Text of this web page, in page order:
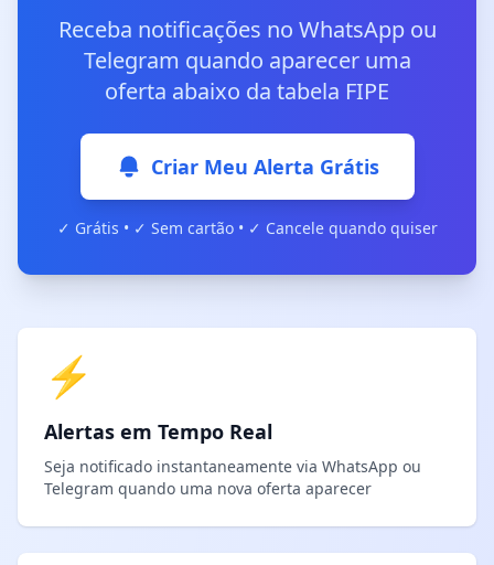
Receba notificações no WhatsApp ou
Telegram quando aparecer uma
oferta abaixo da tabela FIPE
Criar Meu Alerta Grátis
✓ Grátis • ✓ Sem cartão • ✓ Cancele quando quiser
⚡
Alertas em Tempo Real
Seja notificado instantaneamente via WhatsApp ou
Telegram quando uma nova oferta aparecer